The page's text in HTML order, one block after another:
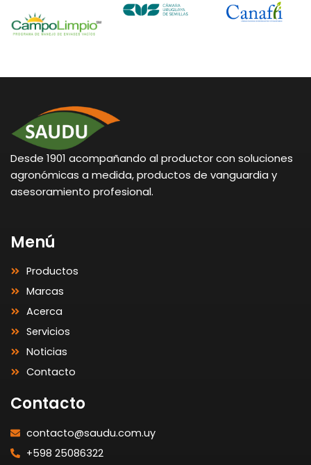
Desde 1901 acompañando al productor con soluciones
agronómicas a medida, productos de vanguardia y
asesoramiento profesional.
Menú
Productos
Marcas
Acerca
Servicios
Noticias
Contacto
Contacto
contacto@saudu.com.uy
+598 25086322